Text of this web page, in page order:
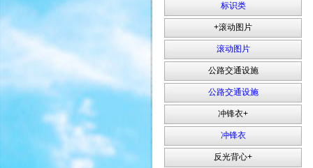
标识类
+滚动图片
滚动图片
公路交通设施
公路交通设施
冲锋衣+
冲锋衣
反光背心+